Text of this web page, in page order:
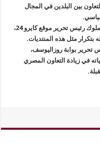
بين البلدين في المجال
ومن جانبه قال الكاتب الصحفي محمود المملوك رئيس تحرير موقع كايرو 24،
بتكرار مثل هذه المنتديات.
تحرير بوابة روزاليوسف،
في زيادة التعاون المصري